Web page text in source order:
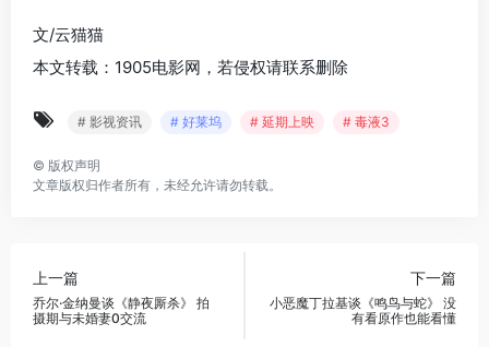
文/云猫猫
本文转载：1905电影网，若侵权请联系删除
# 影视资讯 # 好莱坞 # 延期上映 # 毒液3
© 版权声明
文章版权归作者所有，未经允许请勿转载。
上一篇
乔尔·金纳曼谈《静夜厮杀》 拍
摄期与未婚妻0交流
下一篇
小恶魔丁拉基谈《鸣鸟与蛇》 没
有看原作也能看懂